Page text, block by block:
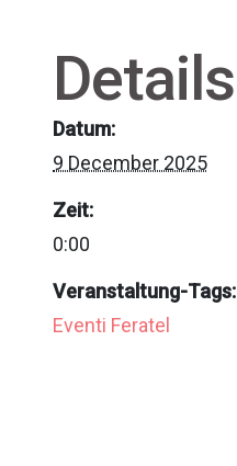
Details
Datum:
9 December 2025
Zeit:
0:00
Veranstaltung-Tags:
Eventi Feratel